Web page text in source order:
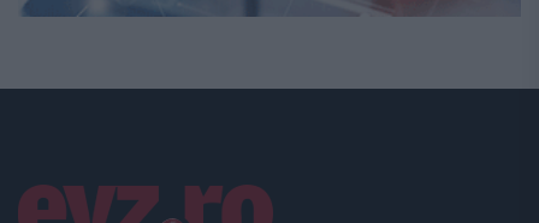
Linkuri utile